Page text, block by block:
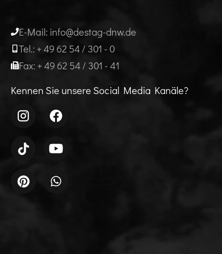
E-Mail: info@destag-dnw.de
Tel.: + 49 62 54 / 301 - 0
Fax: + 49 62 54 / 301 - 41
Kennen Sie unsere Social Media Kanäle?